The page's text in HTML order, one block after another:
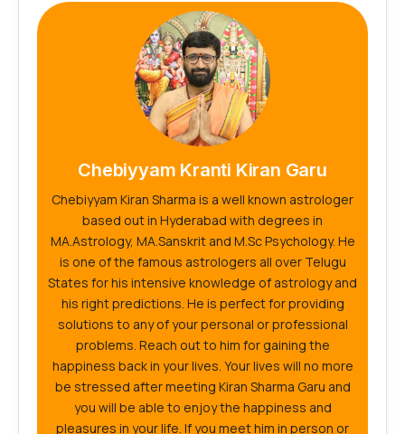
Chebiyyam Kranti Kiran Garu
Chebiyyam Kiran Sharma is a well known astrologer
based out in Hyderabad with degrees in
MA.Astrology, MA.Sanskrit and M.Sc Psychology. He
is one of the famous astrologers all over Telugu
States for his intensive knowledge of astrology and
his right predictions. He is perfect for providing
solutions to any of your personal or professional
problems. Reach out to him for gaining the
happiness back in your lives. Your lives will no more
be stressed after meeting Kiran Sharma Garu and
you will be able to enjoy the happiness and
pleasures in your life. If you meet him in person or